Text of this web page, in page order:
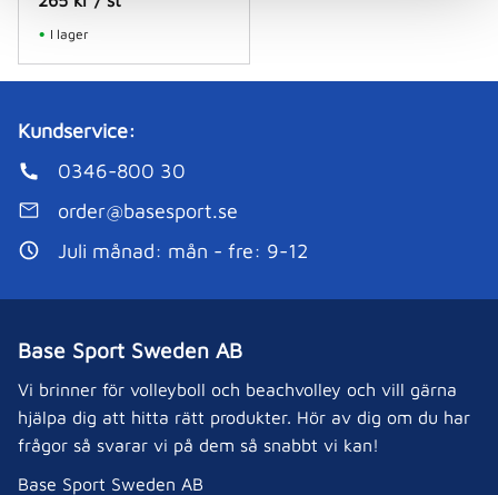
I lager
Kundservice:
0346-800 30
order@basesport.se
Juli månad: mån - fre: 9-12
Base Sport Sweden AB
Vi brinner för volleyboll och beachvolley och vill gärna
hjälpa dig att hitta rätt produkter. Hör av dig om du har
frågor så svarar vi på dem så snabbt vi kan!
Base Sport Sweden AB